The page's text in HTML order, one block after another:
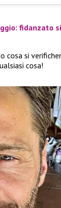
fidanzato
cosa si
cosa!